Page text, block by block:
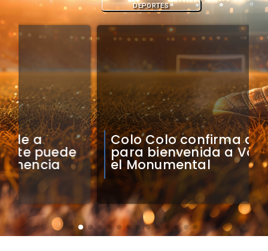
Colo Colo confirma artistas
para bienvenida a Vozinha en
el Monumental
DEPORTES